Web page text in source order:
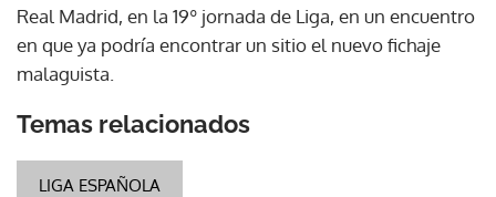
Real Madrid, en la 19º jornada de Liga, en un encuentro
en que ya podría encontrar un sitio el nuevo fichaje
malaguista.
Temas relacionados
LIGA ESPAÑOLA